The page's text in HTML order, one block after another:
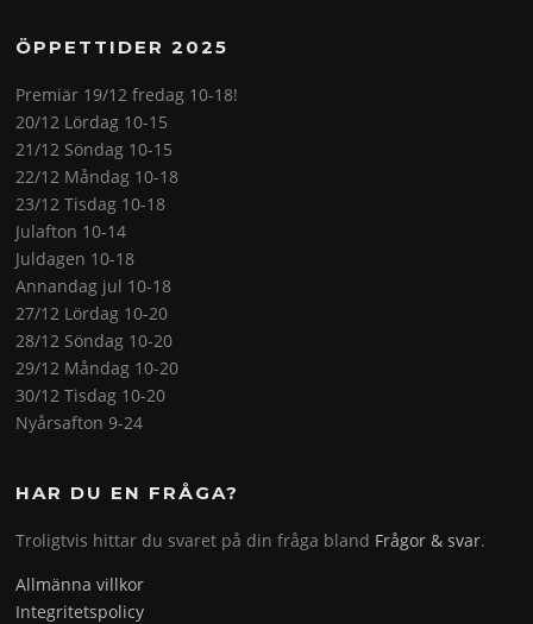
ÖPPETTIDER 2025
Premiär 19/12 fredag 10-18!
20/12 Lördag 10-15
21/12 Söndag 10-15
22/12 Måndag 10-18
23/12 Tisdag 10-18
Julafton 10-14
Juldagen 10-18
Annandag jul 10-18
27/12 Lördag 10-20
28/12 Söndag 10-20
29/12 Måndag 10-20
30/12 Tisdag 10-20
Nyårsafton 9-24
HAR DU EN FRÅGA?
Troligtvis hittar du svaret på din fråga bland Frågor & svar.
Allmänna villkor
Integritetspolicy